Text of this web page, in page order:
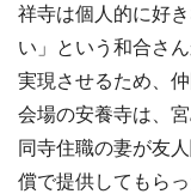
祥寺は個人的に好
い」という和合さ
実現させるため、
会場の安養寺は、
同寺住職の妻が友
償で提供してもらっ